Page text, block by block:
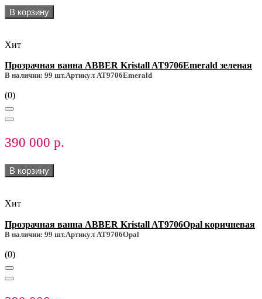
В корзину
Хит
Прозрачная ванна ABBER Kristall AT9706Emerald зеленая
В наличии: 99 шт.Артикул AT9706Emerald
(0)
390 000 р.
В корзину
Хит
Прозрачная ванна ABBER Kristall AT9706Opal коричневая
В наличии: 99 шт.Артикул AT9706Opal
(0)